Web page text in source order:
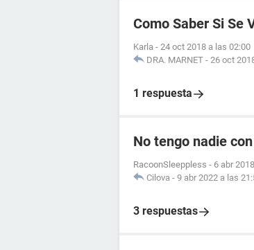
Como Saber Si Se
Karla - 24 oct 2018 a las 02:00
DRA. MARNET - 26 oct
1 respuesta
No tengo nadie
RacoonSleeppless - 6 abr
Cilova - 9 abr 2022 a las
3 respuestas